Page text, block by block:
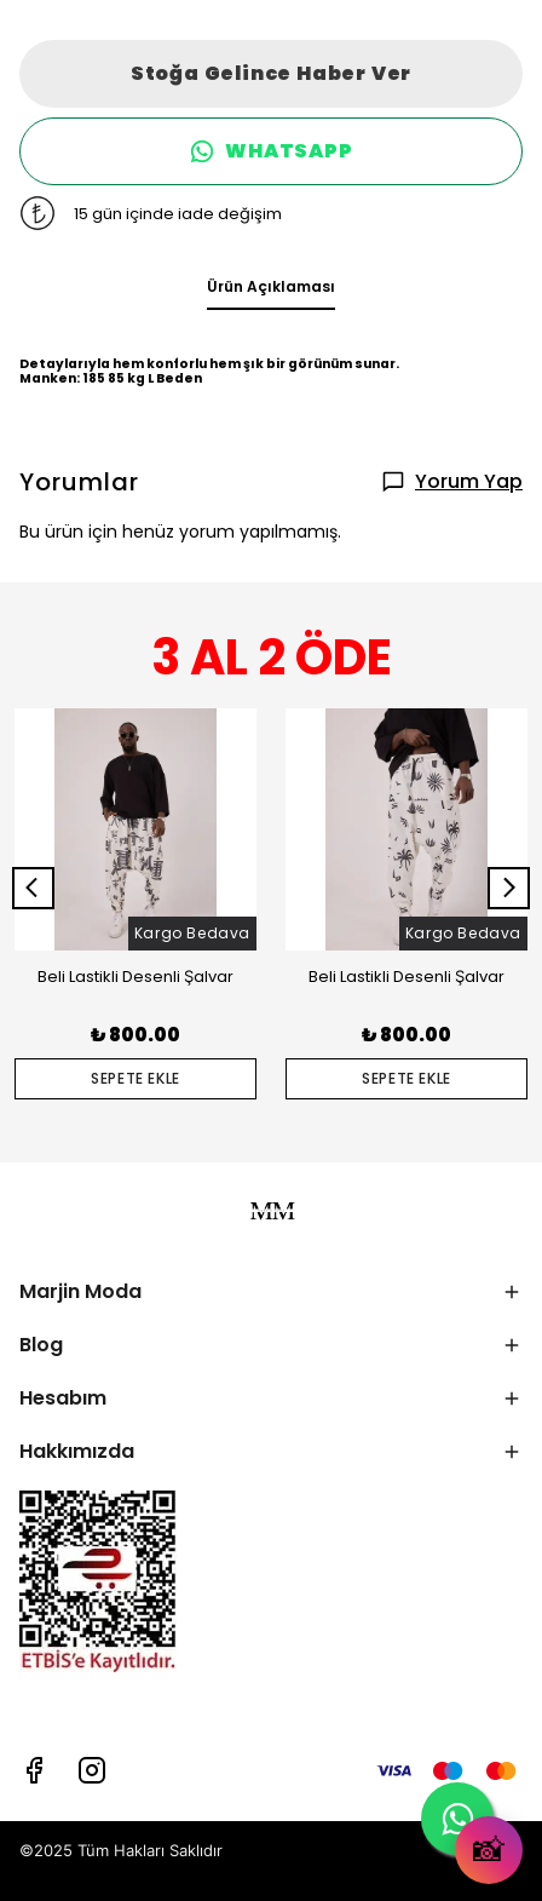
Stoğa Gelince Haber Ver
WHATSAPP
15 gün içinde iade değişim
Ürün Açıklaması
Detaylarıyla hem konforlu hem şık bir görünüm sunar.
Manken: 185 85 kg L Beden
Yorumlar Yorum Yap
Bu ürün için henüz yorum yapılmamış.
3 AL 2 ÖDE
Kargo Bedava
Beli Lastikli Desenli Şalvar
₺ 800.00
SEPETE EKLE
Kargo Bedava
Beli Lastikli Desenli Şalvar
₺ 800.00
SEPETE EKLE
Marjin Moda
Blog
Hesabım
Hakkımızda
©2025 Tüm Hakları Saklıdır 📸